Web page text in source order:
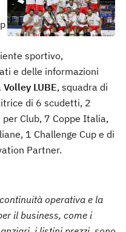
sportivo,
e delle informazioni
Volley LUBE, squadra di
di 6 scudetti, 2
Club, 7 Coppe Italia,
1 Challenge Cup e di
Partner.
operativa e la
il business, come i